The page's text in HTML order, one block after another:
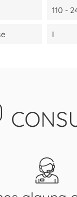
110 -
I